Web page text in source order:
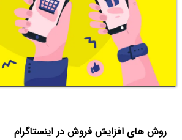
روش های افزایش فروش در اینستاگرام